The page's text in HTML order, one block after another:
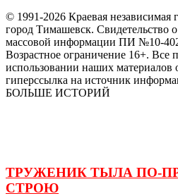
© 1991-2026 Краевая
город Тимашевск. Свидетельство о
массовой информации ПИ №10-
Возрастное ограничение 16+.
использовании наших материалов
гиперссылка на источник
БОЛЬШЕ ИСТОРИЙ
ТРУЖЕНИК ТЫЛА ПО-
СТРОЮ